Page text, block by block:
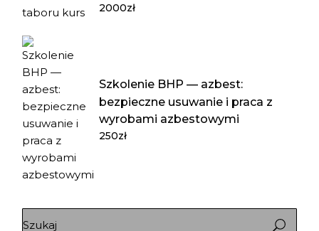
2000zł
Szkolenie BHP — azbest:
bezpieczne usuwanie i praca z
wyrobami azbestowymi
250zł